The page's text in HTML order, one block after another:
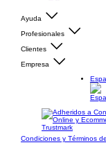
Ayuda
Profesionales
Clientes
Empresa
Condiciones y Términos